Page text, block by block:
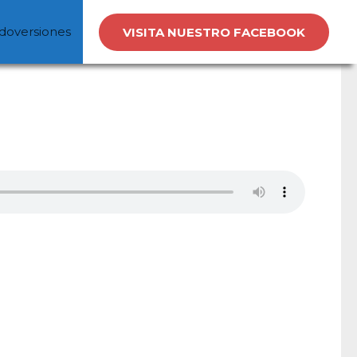
VISITA NUESTRO FACEBOOK